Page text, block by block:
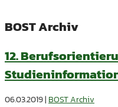
BOST Archiv
12.
06.03.2019|BOST Archiv